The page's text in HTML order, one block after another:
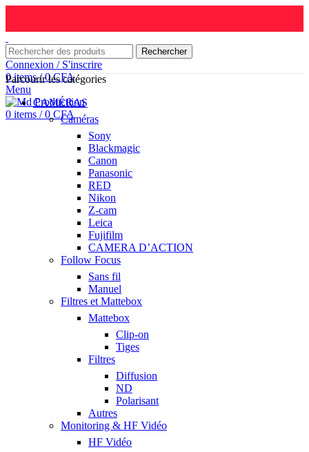
Rechercher
Connexion / S'inscrire
0items / 0CFA
Menu
0 items / 0 CFA
Parcourir les catégories
CAMÉRAS
Caméras
Sony
Blackmagic
Canon
Panasonic
RED
Nikon
Z-cam
Leica
Fujifilm
CAMERA D’ACTION
Follow Focus
Sans fil
Manuel
Filtres et Mattebox
Mattebox
Clip-on
Tiges
Filtres
Diffusion
ND
Polarisant
Autres
Monitoring & HF Vidéo
HF Vidéo